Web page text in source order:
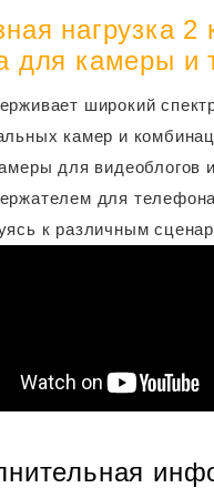
нагрузка 2
для камеры и
широкий
камер и
для видеоблогов
для
к различным